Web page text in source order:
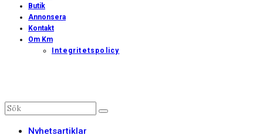
Butik
Annonsera
Kontakt
Om Km
Integritetspolicy
Nyhetsartiklar